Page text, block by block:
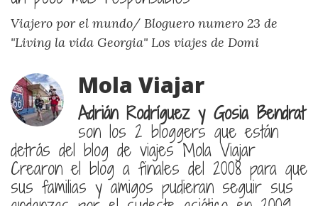
Viajero por el mundo/ Bloguero numero 23 de
"Living la vida Georgia" Los viajes de Domi
Mola Viajar
Adrián Rodríguez y Gosia Bendrat
son los 2 bloggers que están
detrás del blog de viajes Mola Viajar
Crearon el blog a finales del 2008 para que
sus familias y amigos pudieran seguir sus